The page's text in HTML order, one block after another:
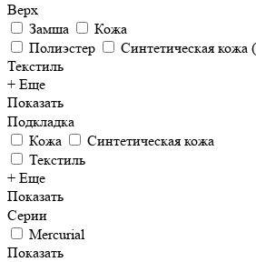
Верх
Замша
Кожа
Полиэстер
Синтетическая кожа
Текстиль
+ Еще
Показать
Подкладка
Кожа
Синтетическая кожа
Текстиль
+ Еще
Показать
Серии
Mercurial
Показать